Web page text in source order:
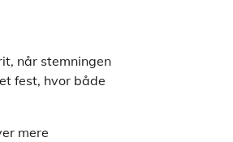
når stemningen
fest, hvor både
mere